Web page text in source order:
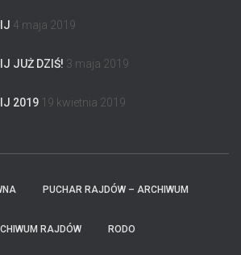
4 maja 2019
JUŻ DZIŚ! 3 maja 2019
2019 19 kwietnia 2019
PUCHAR RAJDÓW – ARCHIWUM
RAJDÓW RODO